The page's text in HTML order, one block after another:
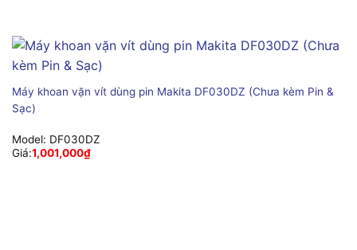
Máy khoan vặn vít dùng pin Makita DF030DZ (Chưa kèm Pin &
Sạc)
Model: DF030DZ
Giá:1,001,000₫